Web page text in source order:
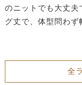
のニットでも大丈夫
グ丈で、体型問わず
全